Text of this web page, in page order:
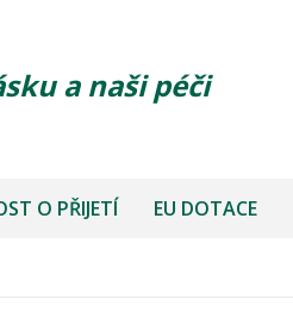
a naši péči
O PŘIJETÍ EU DOTACE